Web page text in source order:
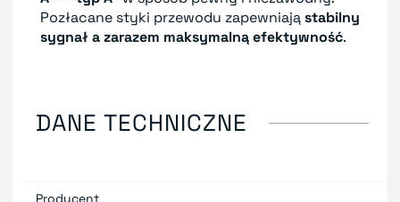
Pozłacane styki przewodu zapewniająstabilny
sygnał a zarazem maksymalną efektywność.
DANE TECHNICZNE
Producent